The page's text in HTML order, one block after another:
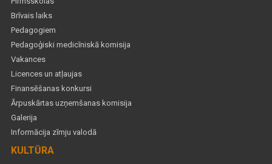
Brīvais laiks
Pedagogiem
Pedagoģiski medicīniskā komisija
Vakances
Licences un atļaujas
Finansēšanas konkursi
Ārpuskārtas uzņemšanas komisija
Galerija
Informācija zīmju valodā
KULTŪRA